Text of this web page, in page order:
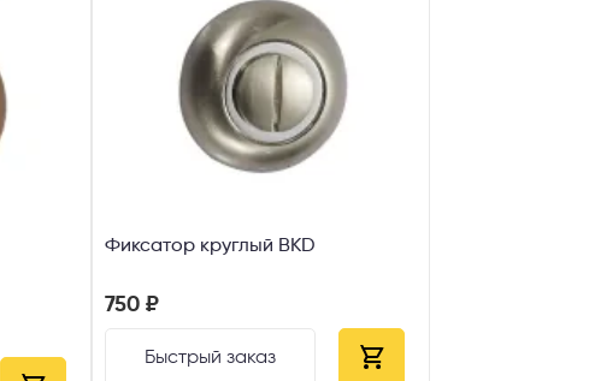
Фиксатор круглый ВКD
750 ₽
Быстрый заказ